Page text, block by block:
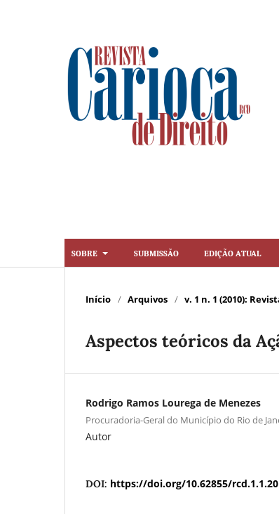
Sobre Submissão Edição Atual
Início / Arquivos / v. 1 n. 1 (2010):
Aspectos teóricos da
Rodrigo Ramos Lourega de Menezes
Procuradoria-Geral do Município do Rio de
Autor
DOI: https://doi.org/10.62855/